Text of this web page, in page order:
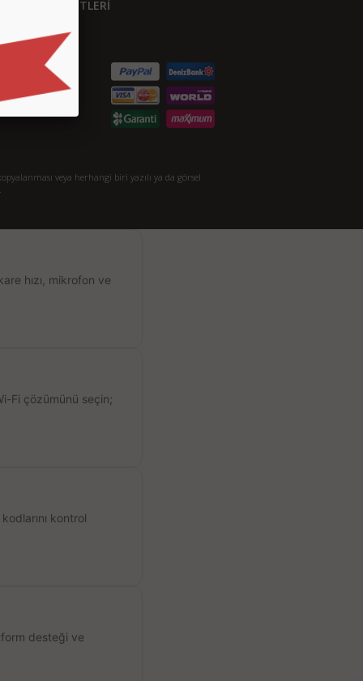
HİZMETLERİ
Arama
veya herhangi biri yazılı ya da görsel
hızı, mikrofon ve
Fi çözümünü seçin;
kontrol
desteği ve